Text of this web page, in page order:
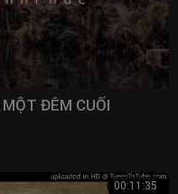
ĐÊM CUỐI
00:11:35